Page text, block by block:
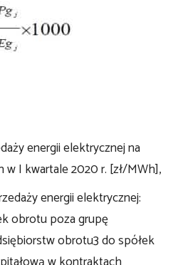
energii elektrycznej na
I kwartale 2020 r. [zł/MWh],
energii elektrycznej:
obrotu poza grupę
obrotu3 do spółek